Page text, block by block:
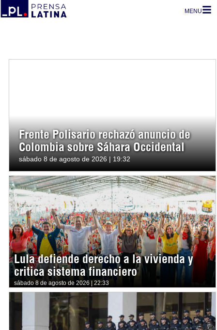
MENU
Frente Polisario rechazó anuncio de
Colombia sobre Sáhara Occidental
sábado 8 de agosto de 2026 | 19:32
Lula defiende derecho a la vivienda y
critica sistema financiero
sábado 8 de agosto de 2026 | 22:33